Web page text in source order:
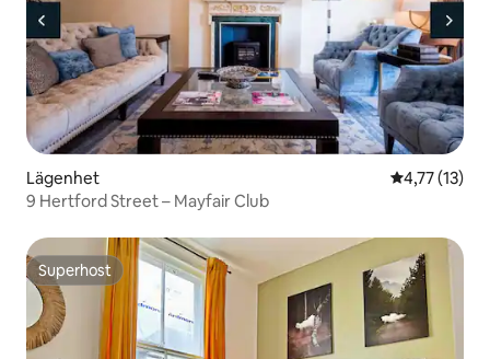
Lägenhet 4,77 av 5 i
4,77 (13)
9 Hertford Street – Mayfair Club
Superhost
Superhost